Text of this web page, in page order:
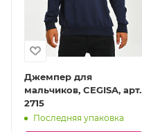
Джемпер для
мальчиков, CEGISA, арт.
2715
Последняя упаковка